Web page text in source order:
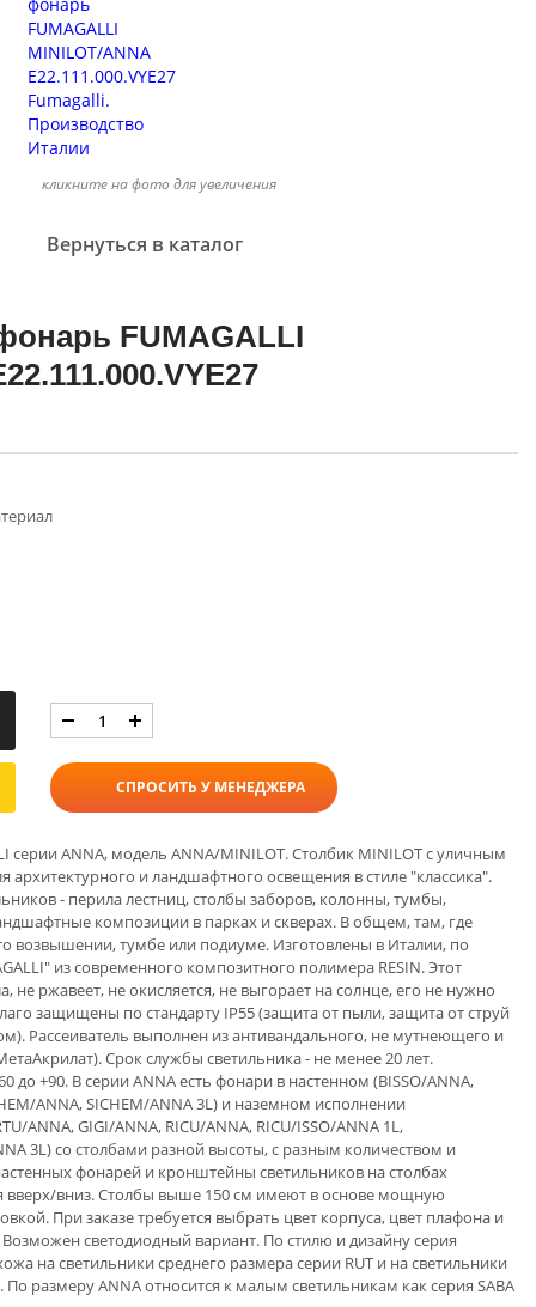
кликните на фото для увеличения
Вернуться в каталог
FUMAGALLI
СПРОСИТЬ У МЕНЕДЖЕРА
ANNA, модель ANNA/MINILOT. Столбик MINILOT с уличным
архитектурного и ландшафтного освещения в стиле "классика".
- перила лестниц, столбы заборов, колонны, тумбы,
композиции в парках и скверах. В общем, там, где
возвышении, тумбе или подиуме. Изготовлены в Италии, по
из современного композитного полимера RESIN. Этот
не ржавеет, не окисляется, не выгорает на солнце, его не нужно
защищены по стандарту IP55 (защита от пыли, защита от струй
Рассеиватель выполнен из антивандального, не мутнеющего и
Срок службы светильника - не менее 20 лет.
до +90. В серии ANNA есть фонари в настенном (BISSO/ANNA,
ANNA, SICHEM/ANNA 3L) и наземном исполнении
ANNA, GIGI/ANNA, RICU/ANNA, RICU/ISSO/ANNA 1L,
3L) со столбами разной высоты, с разным количеством и
фонарей и кронштейны светильников на столбах
вверх/вниз. Столбы выше 150 см имеют в основе мощную
При заказе требуется выбрать цвет корпуса, цвет плафона и
Возможен светодиодный вариант. По стилю и дизайну серия
на светильники среднего размера серии RUT и на светильники
размеру ANNA относится к малым светильникам как серия SABA